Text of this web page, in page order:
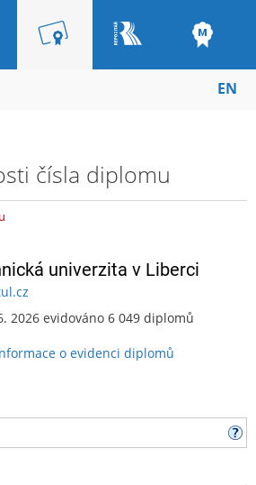
EN
čísla diplomu
univerzita v Liberci
2026 evidováno 6 049 diplomů
o evidenci diplomů